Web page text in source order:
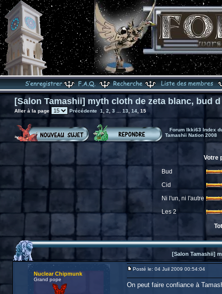
[Salon Tamashii] myth cloth de zeta blanc, bud
Aller à la page Précédente 1 2 3 13 14, 15
Forum Ikki63 Index
Tamashii Nation 2008
Votre
Bud
Cid
Ni l'un, ni l'autre
Les 2
[Salon Tamashii]
Nuclear Chipmunk
Grand pope
Posté le: 04 Juil 2009 00:54:04
On peut faire confiance à